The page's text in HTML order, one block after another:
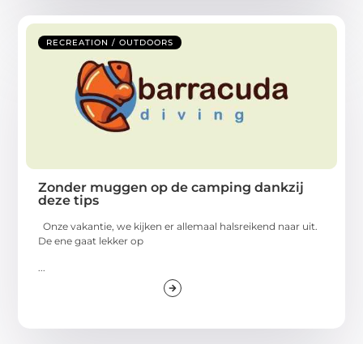
RECREATION / OUTDOORS
Zonder muggen op de camping dankzij
deze tips
Onze vakantie, we kijken er allemaal halsreikend naar uit.
De ene gaat lekker op